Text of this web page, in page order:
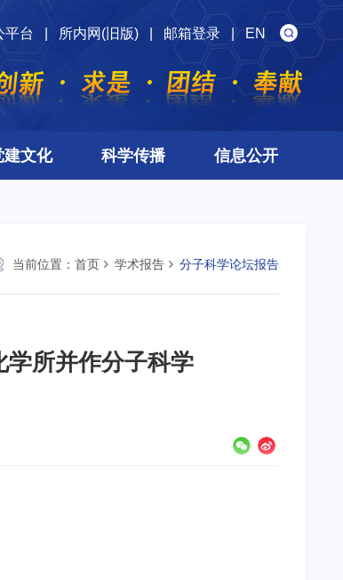
平台 所内网(旧版) 邮箱登录 |EN
建文化 科学传播 信息公开
当前位置： 首页 学术报告 分子科学论坛报告
所并作分子科学